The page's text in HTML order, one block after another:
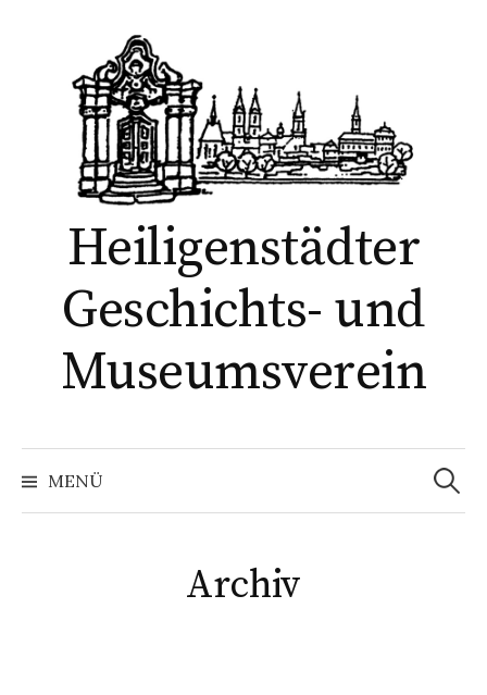
Heiligenstädter
Geschichts- und
Museumsverein
MENÜ
Suchen
nach:
Archiv